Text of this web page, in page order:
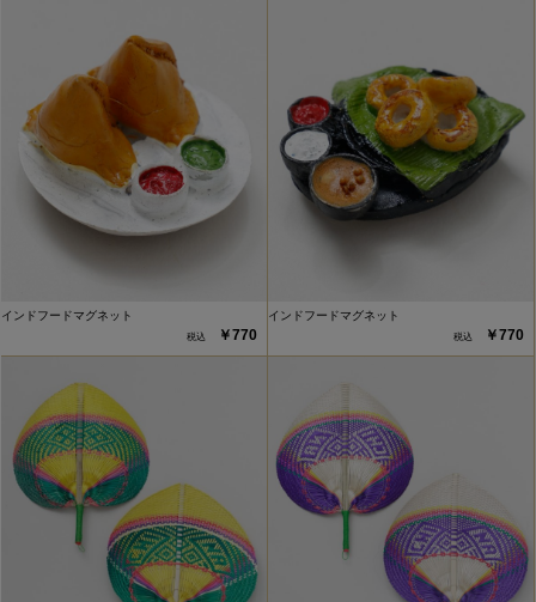
インドフードマグネット
￥770
インドフードマグネット
￥770